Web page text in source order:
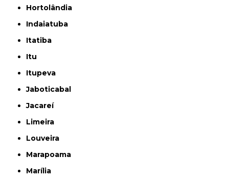
Hortolândia
Indaiatuba
Itatiba
Itu
Itupeva
Jaboticabal
Jacareí
Limeira
Louveira
Marapoama
Marília